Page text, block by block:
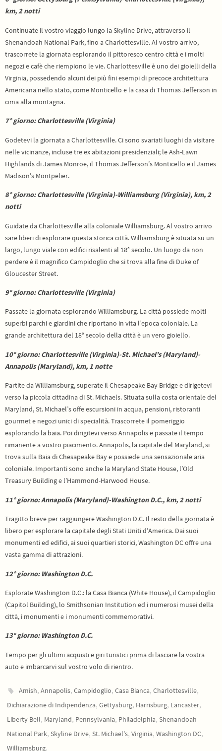
km, 2 notti
Continuate il vostro viaggio lungo la Skyline Drive, attraverso il
Shenandoah National Park, fino a Charlottesville. Al vostro arrivo,
trascorrete la giornata esplorando il pittoresco centro città e i molti
negozi e cafè che riempiono le vie. Charlottesville è uno dei gioielli della
Virginia, possedendo alcuni dei più fini esempi di precoce architettura
Americana nello stato, come Monticello e la casa di Thomas Jefferson in
cima alla montagna.
7° giorno: Charlottesville (Virginia)
Godetevi la giornata a Charlottesville. Ci sono svariati luoghi da visitare
nelle vicinanze, incluse tre ex abitazioni presidenziali; le Ash-Lawn
Highlands di James Monroe, il Thomas Jefferson’s Monticello e il James
Madison’s Montpelier.
8° giorno: Charlottesville (Virginia)-Williamsburg (Virginia), km, 2
notti
Guidate da Charlottesville alla coloniale Williamsburg. Al vostro arrivo
sare liberi di esplorare questa storica città. Williamsburg è situata su un
largo, lungo viale con edifici risalenti al 18° secolo. Un luogo da non
perdere è il magnifico Campidoglio che si trova alla fine di Duke of
Gloucester Street.
9° giorno: Charlottesville (Virginia)
Passate la giornata esplorando Williamsburg. La città possiede molti
superbi parchi e giardini che riportano in vita l’epoca coloniale. La
grande architettura del 18° secolo della città è un vero gioiello.
10° giorno: Charlottesville (Virginia)-St. Michael’s (Maryland)-
Annapolis (Maryland), km, 1 notte
Partite da Williamsburg, superate il Chesapeake Bay Bridge e dirigetevi
verso la piccola cittadina di St. Michaels. Situata sulla costa orientale del
Maryland, St. Michael’s offe escursioni in acqua, pensioni, ristoranti
gourmet e negozi unici di specialità. Trascorrete il pomeriggio
esplorando la baia. Poi dirigitevi verso Annapolis e passate il tempo
rimanente a vostro piacimento. Annapolis, la capitale del Maryland, si
trova sulla Baia di Chesapeake Bay e possiede una sensazionale aria
coloniale. Importanti sono anche la Maryland State House, l’Old
Treasury Building e l’Hammond-Harwood House.
11° giorno: Annapolis (Maryland)-Washington D.C., km, 2 notti
Tragitto breve per raggiungere Washington D.C. Il resto della giornata è
libero per esplorare la capitale degli Stati Uniti d’America. Dai suoi
monumenti ed edifici, ai suoi quartieri storici, Washington DC offre una
vasta gamma di attrazioni.
12° giorno: Washington D.C.
Esplorate Washington D.C.: la Casa Bianca (White House), il Campidoglio
(Capitol Building), lo Smithsonian Institution ed i numerosi musei della
città, i monumenti e i monumenti commemorativi.
13° giorno: Washington D.C.
Tempo per gli ultimi acquisti e giri turistici prima di lasciare la vostra
auto e imbarcarvi sul vostro volo di rientro.
Amish,Annapolis,Campidoglio,Casa Bianca,Charlottesville,
Dichiarazione di Indipendenza, Gettysburg, Harrisburg, Lancaster,
Liberty Bell, Maryland, Pennsylvania, Philadelphia, Shenandoah
National Park, Skyline Drive, St. Michael's, Virginia, Washington DC,
Williamsburg.